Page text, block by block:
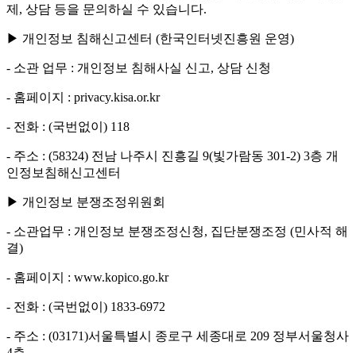
제, 상담 등을 문의하실 수 있습니다.
▶ 개인정보 침해신고센터 (한국인터넷진흥원 운영)
- 소관 업무 : 개인정보 침해사실 신고, 상담 신청
- 홈페이지 : privacy.kisa.or.kr
- 전화 : (국번없이) 118
- 주소 : (58324) 전남 나주시 진흥길 9(빛가람동 301-2) 3층 개
인정보침해신고센터
▶ 개인정보 분쟁조정위원회
- 소관업무 : 개인정보 분쟁조정신청, 집단분쟁조정 (민사적 해
결)
- 홈페이지 : www.kopico.go.kr
- 전화 : (국번없이) 1833-6972
- 주소 : (03171)서울특별시 종로구 세종대로 209 정부서울청사